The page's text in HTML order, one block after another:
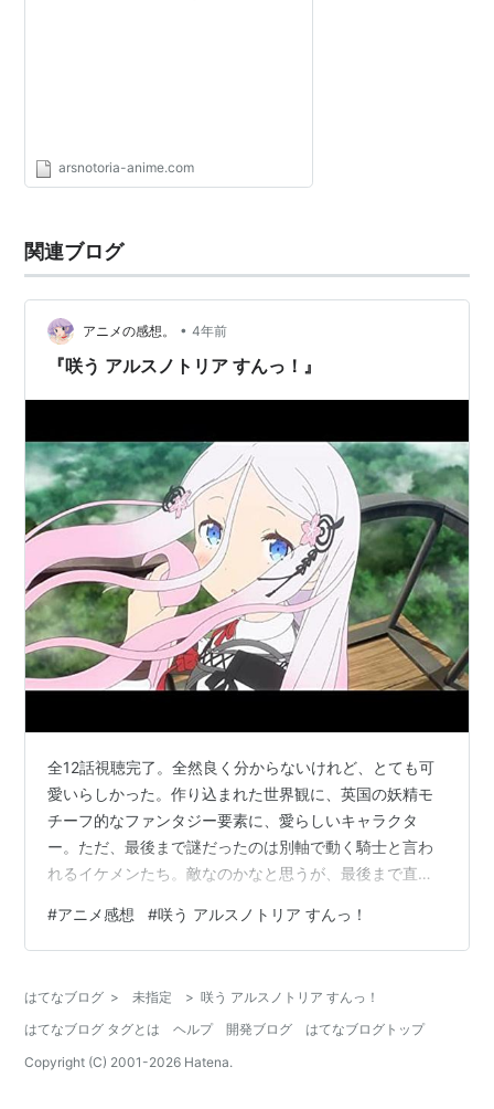
arsnotoria-anime.com
関連ブログ
アニメの感想。 • 4年前
『咲う アルスノトリア すんっ！』
全12話視聴完了。全然良く分からないけれど、とても可
愛いらしかった。作り込まれた世界観に、英国の妖精モ
チーフ的なファンタジー要素に、愛らしいキャラクタ
ー。ただ、最後まで謎だったのは別軸で動く騎士と言わ
れるイケメンたち。敵なのかなと思うが、最後まで直接
なかったのだろうかと。ストーリーは、全寮制の魔法学
園都市アシュラムを舞台に、ペンタグラムと呼ばれる少
主人公はすんすん鼻が敏感でいつも不安そうな少女アル
スノトリア。ムードメーカーのおかっぱ少女メル。無口
でマイペースな黒髪ぱっつんの小アルベール。委員長…
#アニメ感想 #咲う アルスノトリア すんっ！
はてなブログ > 未指定 > 咲う アルスノトリア すんっ！
はてなブログ タグとは
ヘルプ 開発ブログ
はてなブログトップ
Copyright (C) 2001-2026 Hatena.